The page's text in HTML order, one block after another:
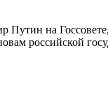
Путин на
российской